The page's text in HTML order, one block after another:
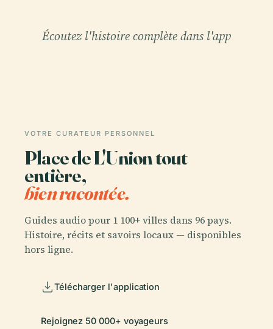
Écoutez l'histoire complète dans l'app
VOTRE CURATEUR PERSONNEL
Place de L'Union tout
entière,
bien racontée.
Guides audio pour 1 100+ villes dans 96 pays.
Histoire, récits et savoirs locaux — disponibles
hors ligne.
Télécharger l'application
Rejoignez 50 000+ voyageurs